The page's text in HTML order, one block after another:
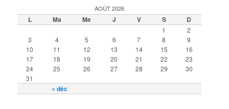
AOÛT 2026
L Ma Me J V S D
« déc
1
2
3
4 5 6 7 8
9
10
11 12 13 14 15
16
17
18 19 20 21 22
23
24
25 26 27 28 29
30
31